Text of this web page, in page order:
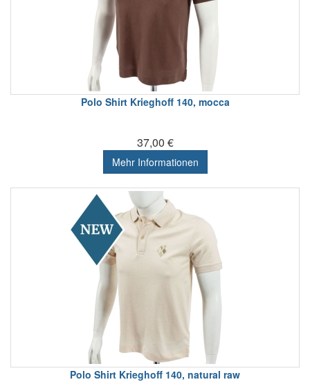
Polo Shirt Krieghoff 140, mocca
37,00 €
Mehr Informationen
Polo Shirt Krieghoff 140, natural raw